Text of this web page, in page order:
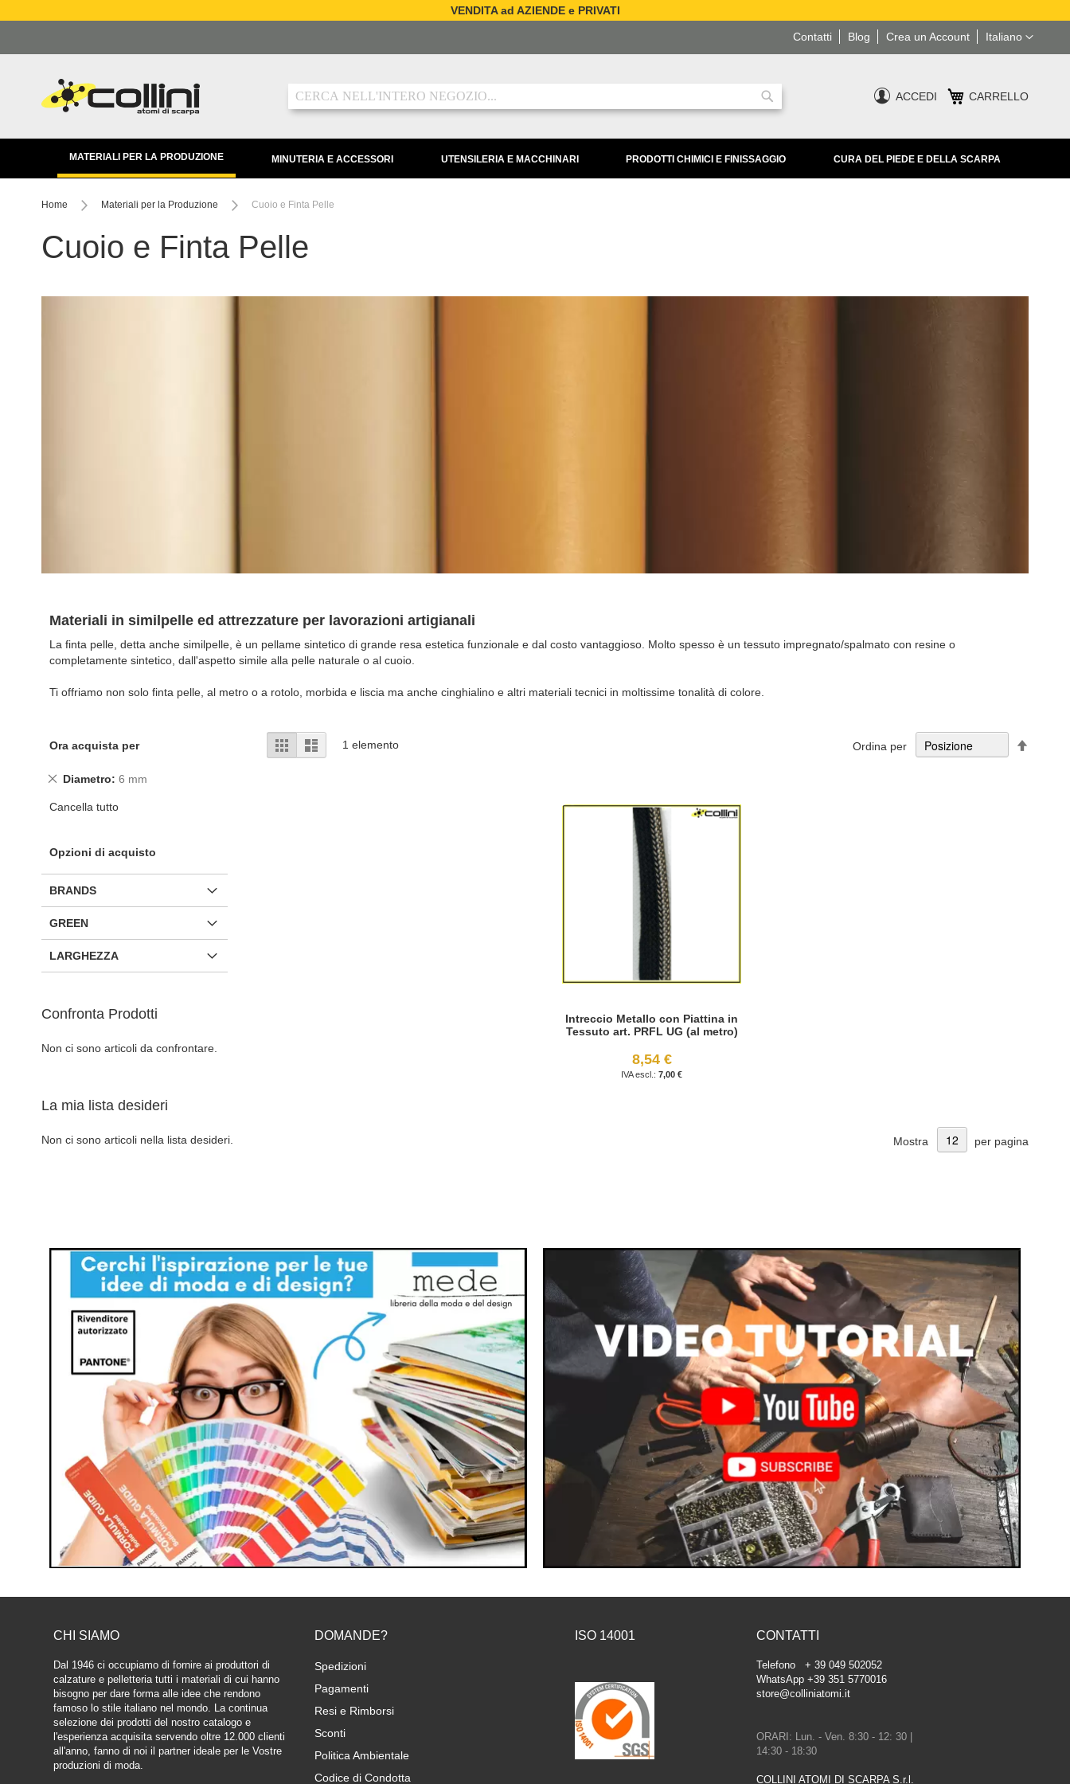
VENDITA ad AZIENDE e PRIVATI
al
Lingua
Italiano
Blog Crea un Account
Contatti
Ricerca Ricerca
ACCEDI CARRELLO
MATERIALI PER LA PRODUZIONE MINUTERIA E ACCESSORI UTENSILERIA E MACCHINARI PRODOTTI CHIMICI E FINISSAGGIO CURA DEL PIEDE E DELLA SCARPA
Home Materiali per la Produzione Cuoio e Finta Pelle
Cuoio e Finta Pelle
Materiali in similpelle ed attrezzature per lavorazioni artigianali
La finta pelle, detta anche similpelle, è un pellame sintetico di grande resa estetica funzionale e dal costo vantaggioso. Molto spesso è un tessuto impregnato/spalmato con resine o
completamente sintetico, dall'aspetto simile alla pelle naturale o al cuoio.
Ti offriamo non solo finta pelle, al metro o a rotolo, morbida e liscia ma anche cinghialino e altri materiali tecnici in moltissime tonalità di colore.
Mostra
come
GrigliaLista 1 elemento Ordina per
Intreccio Metallo con Piattina in
Tessuto art. PRFL UG (al metro)
8,54 €
7,00 €
ALLA
AGGIUNGI Mostra per pagina
Ora acquista per
Diametro 6 mm
Rimuovi
articolo
Cancella tutto
Opzioni di acquisto
BRANDS
GREEN
LARGHEZZA
Confronta Prodotti
Non ci sono articoli da confrontare.
La mia lista desideri
Non ci sono articoli nella lista desideri.
CHI SIAMO
Dal 1946 ci occupiamo di fornire ai produttori di
calzature e pelletteria tutti i materiali di cui hanno
bisogno per dare forma alle idee che rendono
famoso lo stile italiano nel mondo. La continua
selezione dei prodotti del nostro catalogo e
l'esperienza acquisita servendo oltre 12.000 clienti
all'anno, fanno di noi il partner ideale per le Vostre
produzioni di moda.
DOMANDE?
Spedizioni
Pagamenti
Resi e Rimborsi
Sconti
Politica Ambientale
Codice di Condotta
ISO 14001 CONTATTI
Telefono + 39 049 502052
WhatsApp +39 351 5770016
store@colliniatomi.it
ORARI: Lun. - Ven. 8:30 - 12: 30 |
14:30 - 18:30
COLLINI ATOMI DI SCARPA S.r.l.